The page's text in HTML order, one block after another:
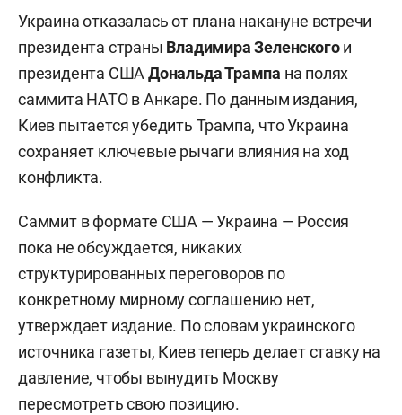
Украина отказалась от плана накануне встречи
президента страны Владимира Зеленскогои
президента СШАДональда Трампа на полях
саммита НАТО в Анкаре. По данным издания,
Киев пытается убедить Трампа, что Украина
сохраняет ключевые рычаги влияния на ход
конфликта.
Саммит в формате США — Украина — Россия
пока не обсуждается, никаких
структурированных переговоров по
конкретному мирному соглашению нет,
утверждает издание. По словам украинского
источника газеты, Киев теперь делает ставку на
давление, чтобы вынудить Москву
пересмотреть свою позицию.